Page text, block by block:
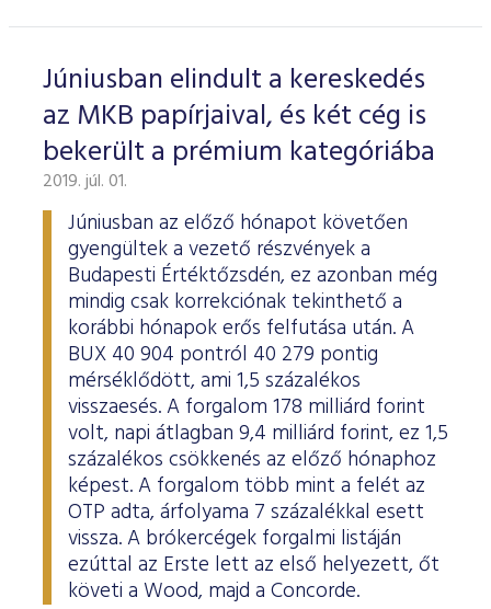
Júniusban elindult a kereskedés
az MKB papírjaival, és két cég is
bekerült a prémium kategóriába
2019. júl. 01.
Júniusban az előző hónapot követően
gyengültek a vezető részvények a
Budapesti Értéktőzsdén, ez azonban még
mindig csak korrekciónak tekinthető a
korábbi hónapok erős felfutása után. A
BUX 40 904 pontról 40 279 pontig
mérséklődött, ami 1,5 százalékos
visszaesés. A forgalom 178 milliárd forint
volt, napi átlagban 9,4 milliárd forint, ez 1,5
százalékos csökkenés az előző hónaphoz
képest. A forgalom több mint a felét az
OTP adta, árfolyama 7 százalékkal esett
vissza. A brókercégek forgalmi listáján
ezúttal az Erste lett az első helyezett, őt
követi a Wood, majd a Concorde.